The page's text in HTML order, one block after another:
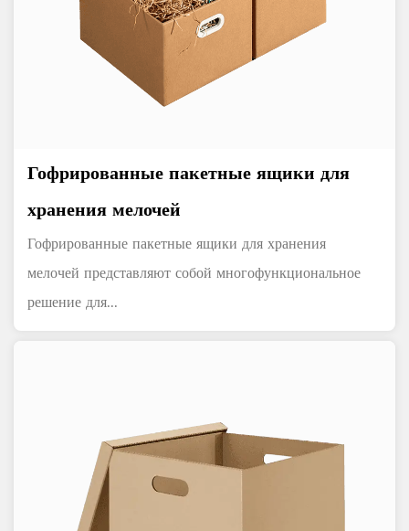
Гофрированные пакетные ящики для
хранения мелочей
Гофрированные пакетные ящики для хранения
мелочей представляют собой многофункциональное
решение для...